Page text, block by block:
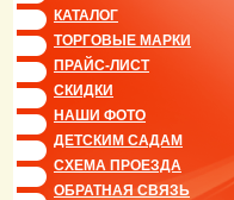
КАТАЛОГ
ТОРГОВЫЕ МАРКИ
ПРАЙС-ЛИСТ
СКИДКИ
НАШИ ФОТО
ДЕТСКИМ САДАМ
СХЕМА ПРОЕЗДА
ОБРАТНАЯ СВЯЗЬ